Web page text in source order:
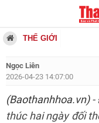
THẾ GIỚI
Ngọc Liên
2026-04-23 14:07:00
(Baothanhhoa.vn)-
thúc hai ngày đối